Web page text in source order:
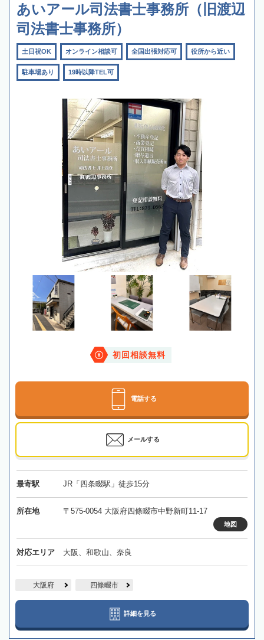
あいアール司法書士事務所（旧渡辺
司法書士事務所）
土日祝OK オンライン相談可 全国出張対応可 役所から近い
駐車場あり 19時以降TEL可
初回相談無料
電話する
メールする
最寄駅 JR「四条畷駅」徒歩15分
所在地 〒575-0054 大阪府四條畷市中野新町11-17
地図
対応エリア 大阪、和歌山、奈良
大阪府 四條畷市
詳細を見る